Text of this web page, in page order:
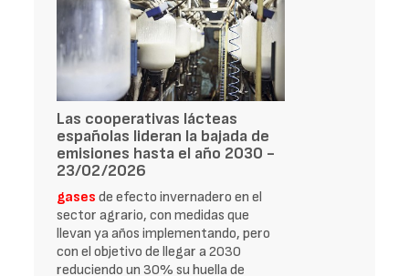
Las cooperativas lácteas
españolas lideran la bajada de
emisiones hasta el año 2030 -
23/02/2026
gases de efecto invernadero en el
sector agrario, con medidas que
llevan ya años implementando, pero
con el objetivo de llegar a 2030
reduciendo un 30% su huella de